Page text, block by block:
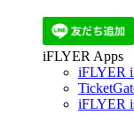
iFLYER Apps
iFLYER
iFLYER